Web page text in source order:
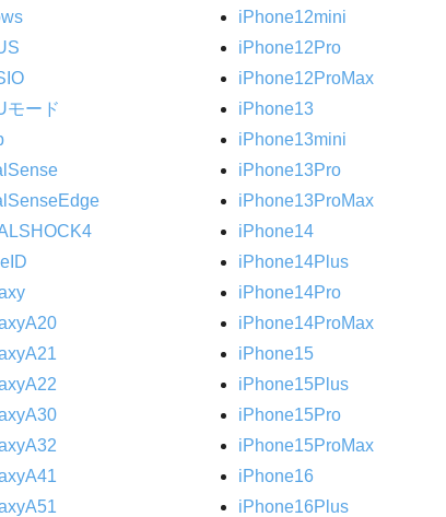
モード
iPhone12mini
iPhone12Pro
iPhone12ProMax
iPhone13
iPhone13mini
iPhone13Pro
iPhone13ProMax
iPhone14
iPhone14Plus
iPhone14Pro
iPhone14ProMax
iPhone15
iPhone15Plus
iPhone15Pro
iPhone15ProMax
iPhone16
iPhone16Plus